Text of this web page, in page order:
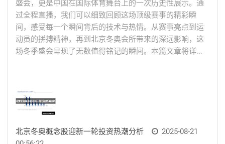
盛会，更是中国在国际体育舞台上的一次历史性展示。通
过全程直播，我们可以细致回顾这场顶级赛事的精彩瞬
间，感受每一个瞬间背后的技术与热情。从赛事亮点到运
动员的拼搏精神，再到北京冬奥会所带来的深远影响，这
场冬季盛会呈现了无数值得铭记的瞬间。本篇文章将详...
北京冬奥概念股迎新一轮投资热潮分析
2025-08-21